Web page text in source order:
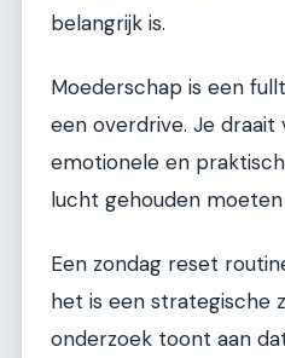
belangrijk is.
Moederschap is een
een overdrive. Je draait
emotionele en
lucht gehouden
Een zondag reset
het is een strategische
onderzoek toont aan